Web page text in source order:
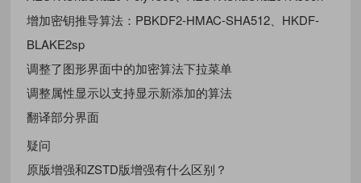
增加密钥推导算法：PBKDF2-HMAC-SHA512、HKDF-
BLAKE2sp
调整了图形界面中的加密算法下拉菜单
调整属性显示以支持显示新添加的算法
翻译部分界面
疑问
原版增强和ZSTD版增强有什么区别？